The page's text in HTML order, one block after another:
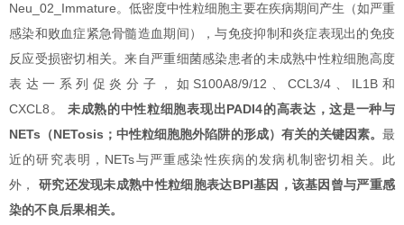
Neu_02_Immature。低密度中性粒细胞主要在疾病期间产生（如严重
感染和败血症紧急骨髓造血期间），与免疫抑制和炎症表现出的免疫
反应受损密切相关。来自严重细菌感染患者的未成熟中性粒细胞高度
表达一系列促炎分子，如S100A8/9/12、CCL3/4、IL1B和
CXCL8。未成熟的中性粒细胞表现出PADI4的高表达，这是一种与
NETs（NETosis；中性粒细胞胞外陷阱的形成）有关的关键因素。 最
近的研究表明，NETs与严重感染性疾病的发病机制密切相关。此
外， 研究还发现未成熟中性粒细胞表达BPI基因，该基因曾与严重感
染的不良后果相关。